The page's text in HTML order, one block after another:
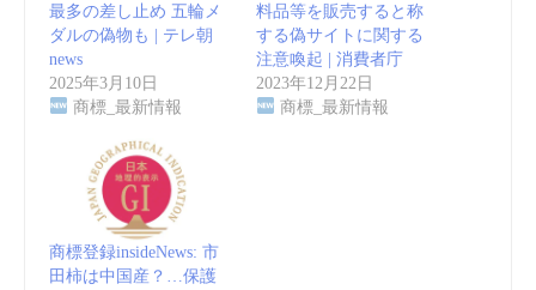
最多の差し止め 五輪メ
ダルの偽物も | テレ朝
news
2025年3月10日
商標_最新情報
料品等を販売すると称
する偽サイトに関する
注意喚起 | 消費者庁
2023年12月22日
商標_最新情報
商標登録insideNews: 市
田柿は中国産？…保護